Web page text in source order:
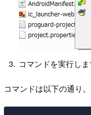
コマンドを実行し
コマンドは以下の通り